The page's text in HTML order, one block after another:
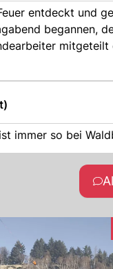
entdeckt und
begannen,
immer so bei